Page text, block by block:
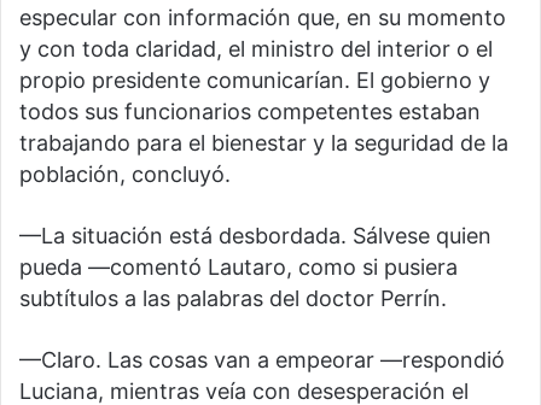
especular con información que, en su momento
y con toda claridad, el ministro del interior o el
propio presidente comunicarían. El gobierno y
todos sus funcionarios competentes estaban
trabajando para el bienestar y la seguridad de la
población, concluyó.
—La situación está desbordada. Sálvese quien
pueda —comentó Lautaro, como si pusiera
subtítulos a las palabras del doctor Perrín.
—Claro. Las cosas van a empeorar —respondió
Luciana, mientras veía con desesperación el